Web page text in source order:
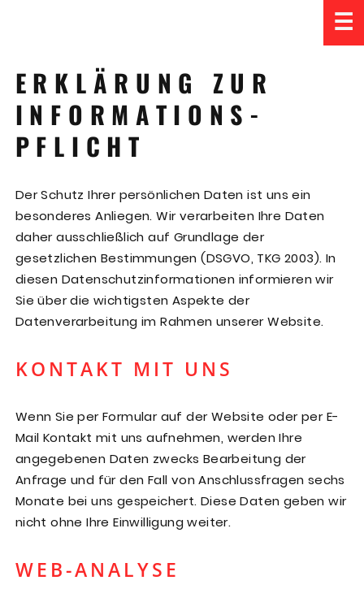
☰
ERKLÄRUNG ZUR
INFORMATIONS­
PFLICHT
Der Schutz Ihrer persönlichen Daten ist uns ein
besonderes Anliegen. Wir verarbeiten Ihre Daten
daher ausschließlich auf Grundlage der
gesetzlichen Bestimmungen (DSGVO, TKG 2003). In
diesen Datenschutzinformationen informieren wir
Sie über die wichtigsten Aspekte der
Datenverarbeitung im Rahmen unserer Website.
KONTAKT MIT UNS
Wenn Sie per Formular auf der Website oder per E-
Mail Kontakt mit uns aufnehmen, werden Ihre
angegebenen Daten zwecks Bearbeitung der
Anfrage und für den Fall von Anschlussfragen sechs
Monate bei uns gespeichert. Diese Daten geben wir
nicht ohne Ihre Einwilligung weiter.
WEB-ANALYSE